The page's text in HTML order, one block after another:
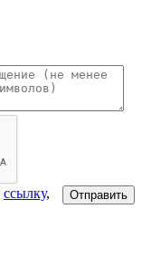
Отправить
ссылку,